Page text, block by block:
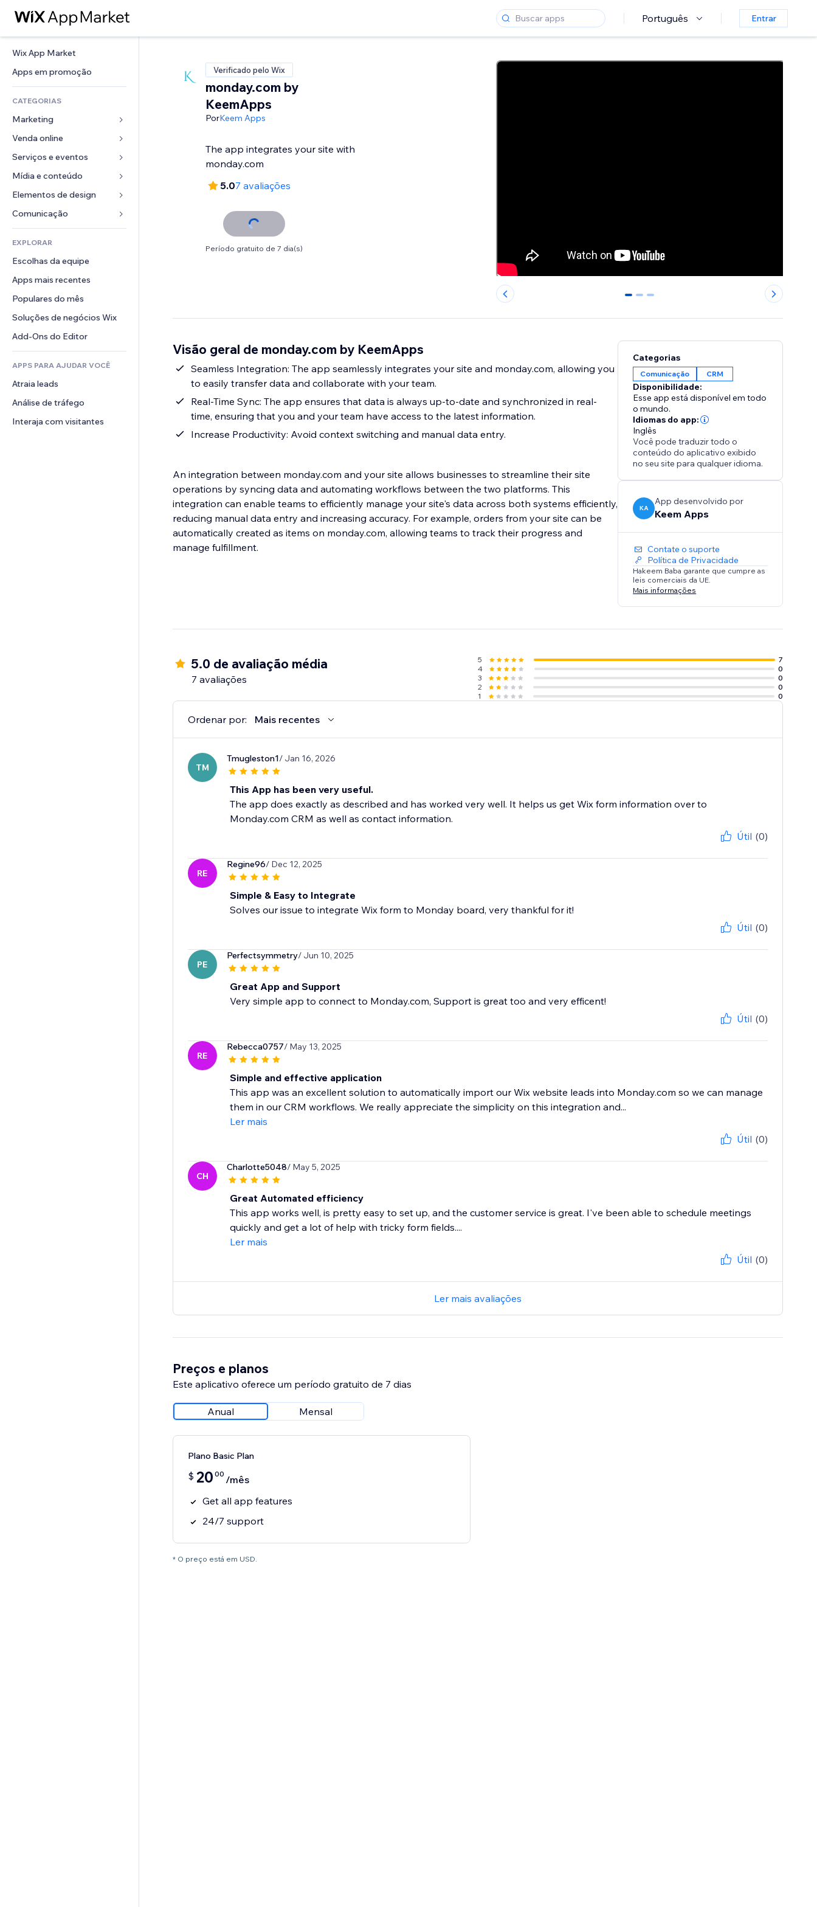
Português Entrar
Wix App Market
Apps em promoção
CATEGORIAS
Marketing
Anúncios
Mobile
Análises
Listas do site
Email
Venda online
Apps para lojas
Frete e entrega
Botões de venda
Contabilidade
Cupons e fidelidade
Soluções de armazenamento
Serviços e eventos
Hotéis
Eventos
Restaurantes
Imobiliária
Meus agendamentos
Mídia e conteúdo
Galeria
Músicas
Podcasts
Fotografia
Vídeo
PDF
Compartilhamento de arquivos
Notícias
Elementos de design
Mapas e navegação
Privacidade e segurança
Relógio
Templates de página
Efeitos de imagem
Botões e menus
Banners e selos
Calculadoras
Busca
Previsão do tempo
Tabelas e gráficos
Formulários
Enquetes
Chat
Comentários
Telefone
Comunidade
Avaliações e depoimentos
CRM
EXPLORAR
Escolhas da equipe
Apps mais recentes
Populares do mês
Soluções de negócios Wix
Add-Ons do Editor
APPS PARA AJUDAR VOCÊ
Atraia leads
Análise de tráfego
Interaja com visitantes
Verificado pelo Wix
monday.com by
KeemApps
PorKeem Apps
The app integrates your site with
monday.com
5.07 avaliações
Período gratuito de 7 dia(s)
0 1 2
Visão geral de monday.com by KeemApps
Seamless Integration: The app seamlessly integrates your site and monday.com, allowing you
to easily transfer data and collaborate with your team.
Real-Time Sync: The app ensures that data is always up-to-date and synchronized in real-
time, ensuring that you and your team have access to the latest information.
Increase Productivity: Avoid context switching and manual data entry.
An integration between monday.com and your site allows businesses to streamline their site
operations by syncing data and automating workflows between the two platforms. This
integration can enable teams to efficiently manage your site's data across both systems efficiently,
reducing manual data entry and increasing accuracy. For example, orders from your site can be
automatically created as items on monday.com, allowing teams to track their progress and
manage fulfillment.
Categorias
Comunicação CRM
Disponibilidade:
Esse app está disponível em todo
o mundo.
Idiomas do app:
Inglês
Você pode traduzir todo o
conteúdo do aplicativo exibido
no seu site para qualquer idioma.
KA
App desenvolvido por
Keem Apps
Contate o suporte
Política de Privacidade
Hakeem Baba garante que cumpre as
leis comerciais da UE.
Mais informações
5.0 de avaliação média
7 avaliações
5
7
4
0
3
0
2
0
1
0
Ordenar por: Mais recentes
TM
Tmugleston1/ Jan 16, 2026
This App has been very useful.
The app does exactly as described and has worked very well. It helps us get Wix form information over to
Monday.com CRM as well as contact information.
Útil (0)
RE
Regine96/ Dec 12, 2025
Simple & Easy to Integrate
Solves our issue to integrate Wix form to Monday board, very thankful for it!
Útil (0)
PE
Perfectsymmetry/ Jun 10, 2025
Great App and Support
Very simple app to connect to Monday.com, Support is great too and very efficent!
Útil (0)
RE
Rebecca0757/ May 13, 2025
Simple and effective application
This app was an excellent solution to automatically import our Wix website leads into Monday.com so we can manage
them in our CRM workflows. We really appreciate the simplicity on this integration and...
Ler mais
Útil (0)
CH
Charlotte5048/ May 5, 2025
Great Automated efficiency
This app works well, is pretty easy to set up, and the customer service is great. I've been able to schedule meetings
quickly and get a lot of help with tricky form fields....
Ler mais
Útil (0)
Ler mais avaliações
Preços e planos
Este aplicativo oferece um período gratuito de 7 dias
Anual Mensal
Plano Basic Plan
$ 20 00 /mês
Get all app features
24/7 support
* O preço está em USD.